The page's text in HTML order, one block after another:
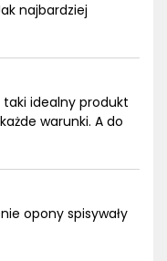
najbardziej
taki idealny produkt
warunki. A do
opony spisywały